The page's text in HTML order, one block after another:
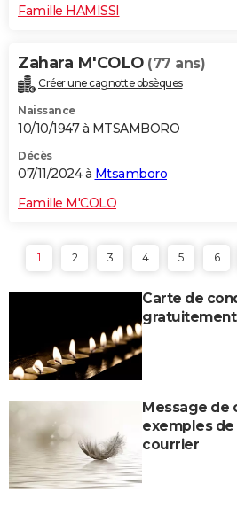
Famille HAMISSI
Zahara M'COLO (77 ans)
Créer une cagnotte obsèques
Naissance
10/10/1947 à MTSAMBORO
Décès
07/11/2024 à Mtsamboro
Famille M'COLO
1 2 3 4 5 6
Carte de
Message de
exemples
courrier